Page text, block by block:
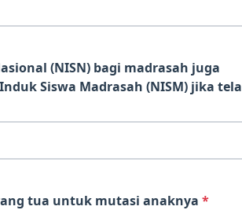
(NISN) bagi madrasah juga
Siswa Madrasah (NISM) jika
tua untuk mutasi anaknya *